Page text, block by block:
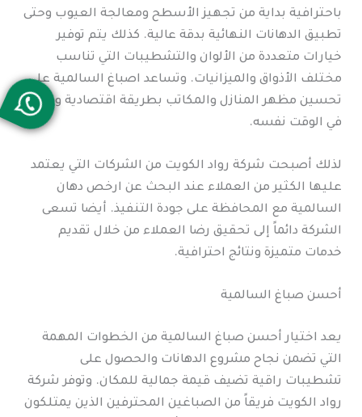
باحترافية بداية من تجهيز الأسطح ومعالجة العيوب وحتى
تطبيق الدهانات النهائية بدقة عالية. كذلك يتم توفير
خيارات متعددة من الألوان والتشطيبات التي تناسب
مختلف الأذواق والميزانيات. وتساعد اصباغ السالمية على
تحسين مظهر المنازل والمكاتب بطريقة اقتصادية وفعالة
في الوقت نفسه.
لذلك أصبحت شركة رواد الكويت من الشركات التي يعتمد
عليها الكثير من العملاء عند البحث عن ارخص دهان
السالمية مع المحافظة على جودة التنفيذ. أيضا تسعى
الشركة دائماً إلى تحقيق رضا العملاء من خلال تقديم
خدمات متميزة ونتائج احترافية.
أحسن صباغ السالمية
يعد اختيار أحسن صباغ السالمية من الخطوات المهمة
التي تضمن نجاح مشروع الدهانات والحصول على
تشطيبات راقية تضيف قيمة جمالية للمكان. وتوفر شركة
رواد الكويت فريقاً من الصباغين المحترفين الذين يمتلكون